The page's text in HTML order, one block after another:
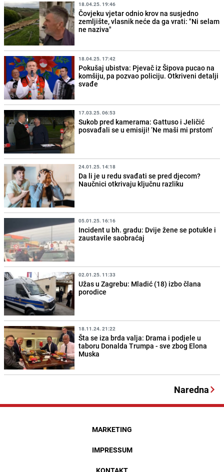
18.04.25. 19:46
Čovjeku vjetar odnio krov na susjedno
zemljište, vlasnik neće da ga vrati: "Ni selam
ne naziva"
18.04.25. 17:42
Pokušaj ubistva: Pjevač iz Šipova pucao na
komšiju, pa pozvao policiju. Otkriveni detalji
svađe
17.03.25. 06:53
Sukob pred kamerama: Gattuso i Jeličić
posvađali se u emisiji! ‘Ne maši mi prstom‘
24.01.25. 14:18
Da li je u redu svađati se pred djecom?
Naučnici otkrivaju ključnu razliku
05.01.25. 16:16
Incident u bh. gradu: Dvije žene se potukle i
zaustavile saobraćaj
02.01.25. 11:33
Užas u Zagrebu: Mladić (18) izbo člana
porodice
18.11.24. 21:22
Šta se iza brda valja: Drama i podjele u
taboru Donalda Trumpa - sve zbog Elona
Muska
Naredna
MARKETING
IMPRESSUM